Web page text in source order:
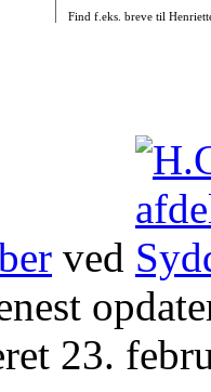
Find f.eks. breve til
ved
23.